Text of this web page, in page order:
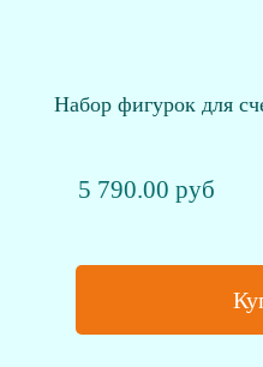
Набор фигурок для
5 790.00 руб